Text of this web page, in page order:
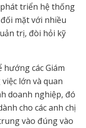
triển hệ thống
đối mặt với nhiều
trị, đòi hỏi kỹ
các Giám
lớn và quan
doanh nghiệp, đó
cho các anh chị
vào đúng vào